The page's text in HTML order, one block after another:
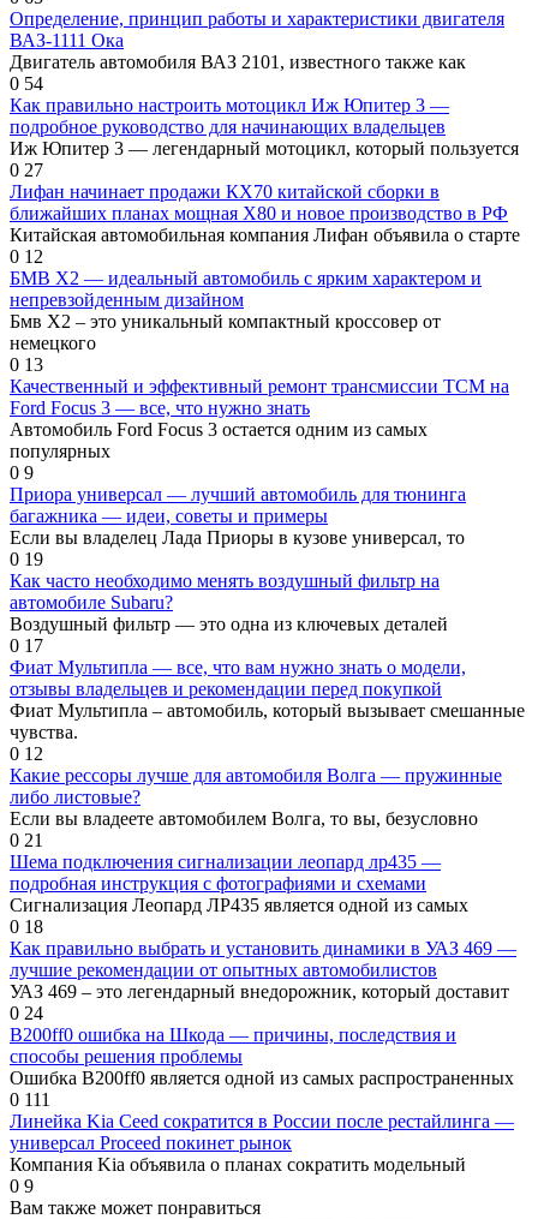
Определение, принцип работы и характеристики двигателя
ВАЗ-1111 Ока
Двигатель автомобиля ВАЗ 2101, известного также как
0 54
Как правильно настроить мотоцикл Иж Юпитер 3 —
подробное руководство для начинающих владельцев
Иж Юпитер 3 — легендарный мотоцикл, который пользуется
0 27
Лифан начинает продажи КХ70 китайской сборки в
ближайших планах мощная Х80 и новое производство в РФ
Китайская автомобильная компания Лифан объявила о старте
0 12
БМВ X2 — идеальный автомобиль с ярким характером и
непревзойденным дизайном
Бмв X2 – это уникальный компактный кроссовер от
немецкого
0 13
Качественный и эффективный ремонт трансмиссии TCM на
Ford Focus 3 — все, что нужно знать
Автомобиль Ford Focus 3 остается одним из самых
популярных
0 9
Приора универсал — лучший автомобиль для тюнинга
багажника — идеи, советы и примеры
Если вы владелец Лада Приоры в кузове универсал, то
0 19
Как часто необходимо менять воздушный фильтр на
автомобиле Subaru?
Воздушный фильтр — это одна из ключевых деталей
0 17
Фиат Мультипла — все, что вам нужно знать о модели,
отзывы владельцев и рекомендации перед покупкой
Фиат Мультипла – автомобиль, который вызывает смешанные
чувства.
0 12
Какие рессоры лучше для автомобиля Волга — пружинные
либо листовые?
Если вы владеете автомобилем Волга, то вы, безусловно
0 21
Шема подключения сигнализации леопард лр435 —
подробная инструкция с фотографиями и схемами
Сигнализация Леопард ЛР435 является одной из самых
0 18
Как правильно выбрать и установить динамики в УАЗ 469 —
лучшие рекомендации от опытных автомобилистов
УАЗ 469 – это легендарный внедорожник, который доставит
0 24
B200ff0 ошибка на Шкода — причины, последствия и
способы решения проблемы
Ошибка B200ff0 является одной из самых распространенных
0 111
Линейка Kia Ceed сократится в России после рестайлинга —
универсал Proceed покинет рынок
Компания Kia объявила о планах сократить модельный
0 9
Вам также может понравиться